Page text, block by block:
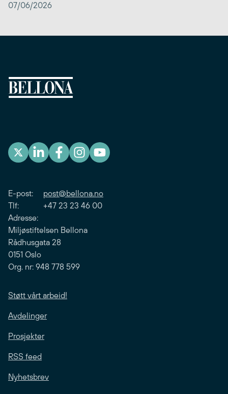
07/06/2026
E-post: post@bellona.no
Tlf: +47 23 23 46 00
Adresse:
Miljøstiftelsen Bellona
Rådhusgata 28
0151 Oslo
Org. nr: 948 778 599
Støtt vårt arbeid!
Avdelinger
Prosjekter
RSS feed
Nyhetsbrev